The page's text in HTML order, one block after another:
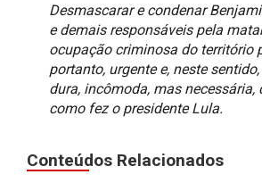
Desmascarar e condenar
e demais responsáveis pela
ocupação criminosa do território
portanto, urgente e, neste
dura, incômoda, mas necessária,
como fez o presidente Lula.
Conteúdos Relacionados